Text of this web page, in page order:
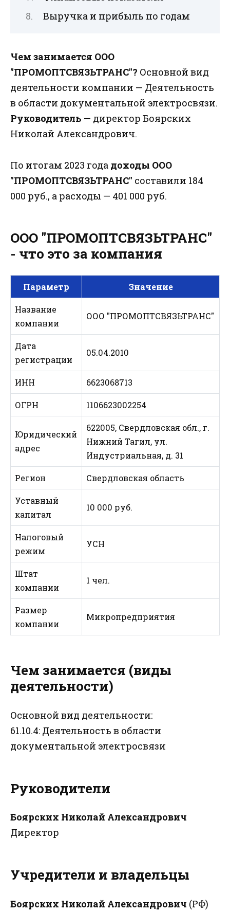
Выручка и прибыль по годам
Чем занимается ООО
"ПРОМОПТСВЯЗЬТРАНС"? Основной вид
деятельности компании — Деятельность
в области документальной электросвязи.
Руководитель — директор Боярских
Николай Александрович.
По итогам 2023 года доходы ООО
"ПРОМОПТСВЯЗЬТРАНС" составили 184
000 руб., а расходы — 401 000 руб.
ООО "ПРОМОПТСВЯЗЬТРАНС"
- что это за компания
Параметр Значение
Название
компании
ООО "ПРОМОПТСВЯЗЬТРАНС"
Дата
регистрации
05.04.2010
ИНН 6623068713
ОГРН 1106623002254
Юридический
адрес
622005, Свердловская обл., г.
Нижний Тагил, ул.
Индустриальная, д. 31
Регион Свердловская область
Уставный
капитал
10 000 руб.
Налоговый
режим
УСН
Штат
компании
1 чел.
Размер
компании
Микропредприятия
Чем занимается (виды
деятельности)
Основной вид деятельности:
61.10.4: Деятельность в области
документальной электросвязи
Руководители
Боярских Николай Александрович
Директор
Учредители и владельцы
Боярских Николай Александрович (РФ)